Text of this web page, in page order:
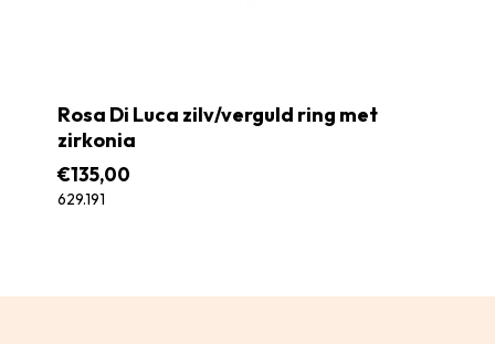
Rosa Di Luca zilv/verguld ring met
zirkonia
€135,00
629.191